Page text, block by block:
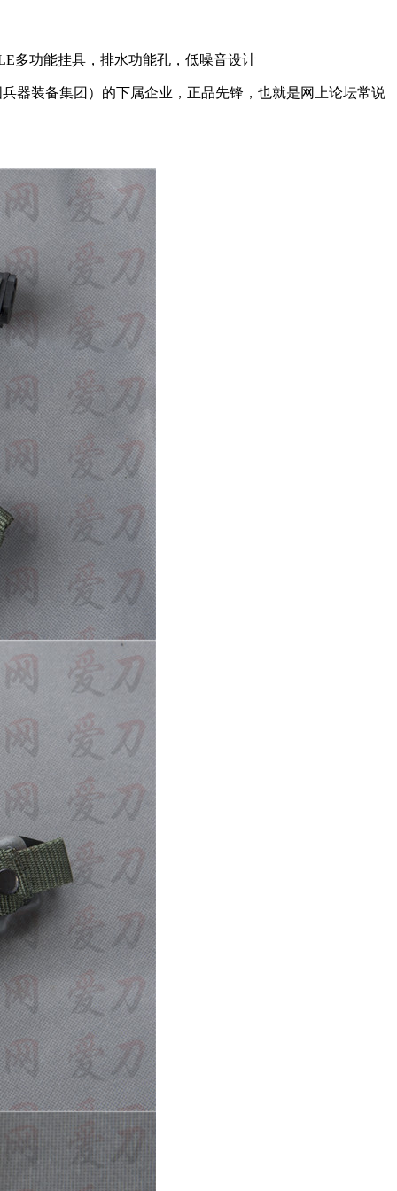
多功能挂具，排水功能孔，低噪音设计
器装备集团）的下属企业，正品先锋，也就是网上论坛常说